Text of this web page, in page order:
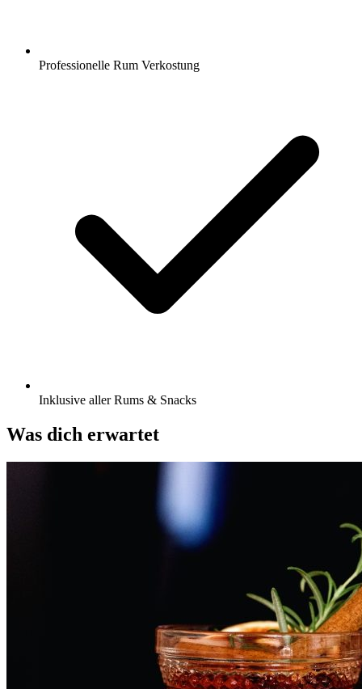
Professionelle Rum Verkostung
Inklusive aller Rums & Snacks
Was dich erwartet